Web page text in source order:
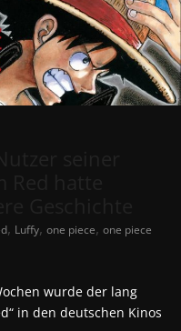
, Luffy, one piece, one piece
wurde der lang
in den deutschen Kinos